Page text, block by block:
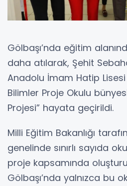
Gölbaşı’nda eğitim
daha atılarak, Şehit
Anadolu İmam Hatip
Bilimler Proje Okulu
Projesi” hayata geçirildi.
Milli Eğitim Bakanlığı
genelinde sınırlı sayıda
proje kapsamında
Gölbaşı’nda yalnızca bu